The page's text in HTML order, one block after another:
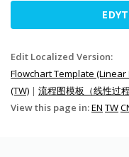
Edit Localized Version:
Flowchart Template (Linear
(TW) | 流程图模板（线性过
View this page in:EN TW